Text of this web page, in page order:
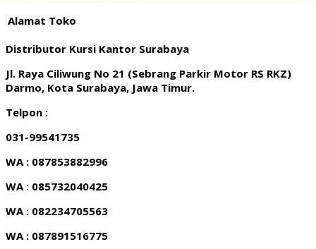
Alamat Toko
Distributor Kursi Kantor Surabaya
Jl. Raya Ciliwung No 21 (Sebrang Parkir Motor RS RKZ)
Darmo, Kota Surabaya, Jawa Timur.
Telpon :
031-99541735
WA : 087853882996
WA : 085732040425
WA : 082234705563
WA : 087891516775